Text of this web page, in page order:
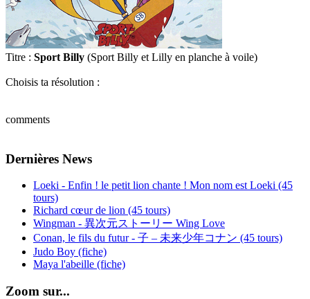
Titre : Sport Billy (Sport Billy et Lilly en planche à voile)
Choisis ta résolution :
comments
Dernières News
Loeki - Enfin ! le petit lion chante ! Mon nom est Loeki (45
tours)
Richard cœur de lion (45 tours)
Wingman - 異次元ストーリー Wing Love
Conan, le fils du futur - 子 – 未来少年コナン (45 tours)
Judo Boy (fiche)
Maya l'abeille (fiche)
Zoom sur...